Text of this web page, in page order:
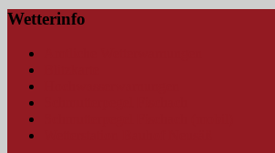
Wetterinfo